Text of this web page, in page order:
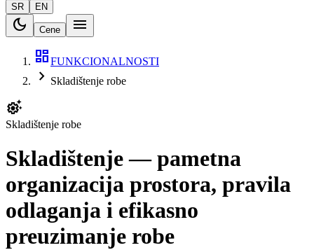
SR EN
dark_mode Cene
menu
dashboardFUNKCIONALNOSTI
chevron_right Skladištenje robe
settings_suggest
Skladištenje robe
Skladištenje — pametna
organizacija prostora, pravila
odlaganja i efikasno
preuzimanje robe